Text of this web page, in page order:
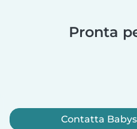
Pronta
Contatta